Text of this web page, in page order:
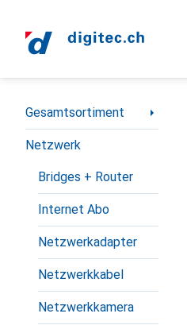
Navigation nach Kategorien
Gesamtsortiment
Netzwerk
Bridges + Router
Internet Abo
Netzwerkadapter
Netzwerkkabel
Netzwerkkamera